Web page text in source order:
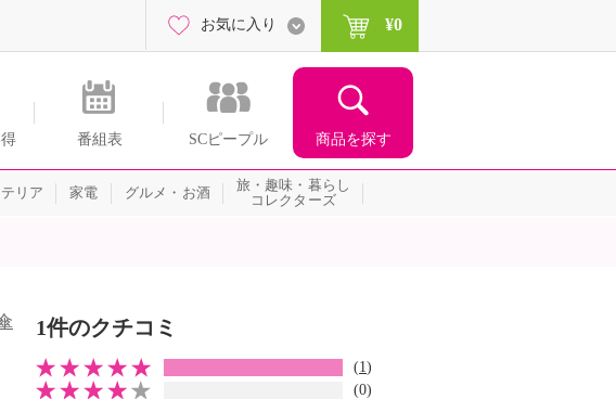
番組表 SCピープル 商品を探す
お気に入り ¥0
リア 家電 グルメ・お酒
旅・趣味・暮らし
コレクターズ
1件のクチコミ
(1 )
(0)